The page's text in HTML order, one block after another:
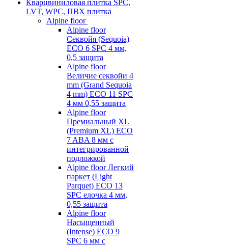
Кварцвиниловая плитка SPC,
LVT, WPC, ПВХ плитка
Alpine floor
Alpine floor
Секвойя (Sequoia)
ECO 6 SPC 4 мм,
0,5 защита
Alpine floor
Величие секвойи 4
mm (Grand Sequoia
4 mm) ECO 11 SPC
4 мм 0,55 защита
Alpine floor
Премиальный XL
(Premium XL) ECO
7 ABA 8 мм с
интегрированной
подложкой
Alpine floor Легкий
паркет (Light
Parquet) ECO 13
SPC елочка 4 мм,
0,55 защита
Alpine floor
Насыщенный
(Intense) ECO 9
SPC 6 мм с